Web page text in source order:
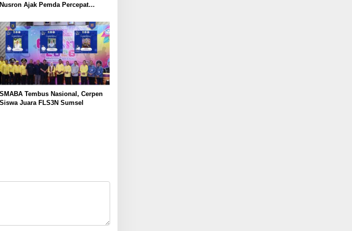
Nusron Ajak Pemda Percepat
NTT
SMABA Tembus Nasional, Cerpen
Siswa Juara FLS3N Sumsel